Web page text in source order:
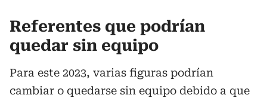
Referentes que podrían
quedar sin equipo
Para este 2023, varias figuras podrían
cambiar o quedarse sin equipo debido a que